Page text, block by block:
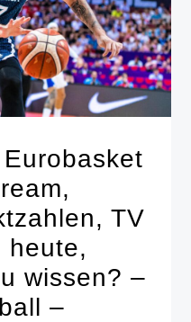
TV
heute,
wissen? –
–